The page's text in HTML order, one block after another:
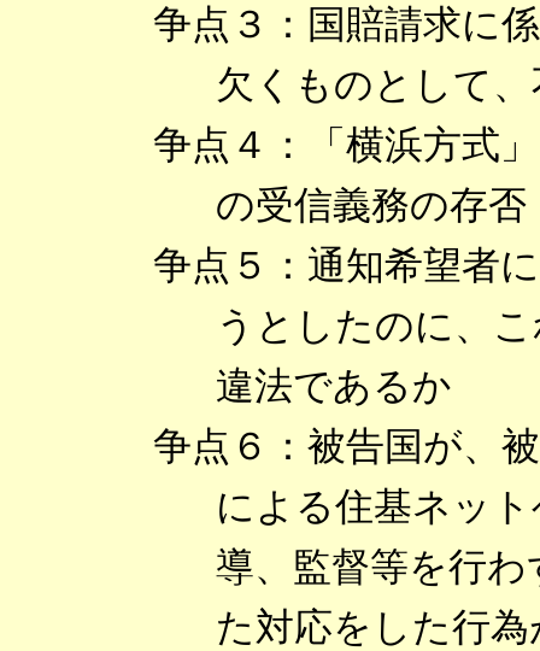
争点３：国賠請求に
欠くものとして
争点４：「横浜方式
の受信義務の存否
争点５：通知希望者
うとしたのに、
違法であるか
争点６：被告国が、
による住基ネッ
導、監督等を行
た対応をした行